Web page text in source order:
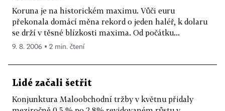
Koruna je na historickém maximu. Vůči euru
překonala domácí měna rekord o jeden haléř, k dolaru
se drží v těsné blízkosti maxima. Od počátku...
9. 8. 2006 ▪ 2 min. čtení
Lidé začali šetřit
Konjunktura Maloobchodní tržby v květnu přidaly